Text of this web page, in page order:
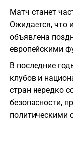
Матч станет
Ожидается, что
объявлена
европейскими
В последние
клубов и
стран нередко
безопасности,
политическими